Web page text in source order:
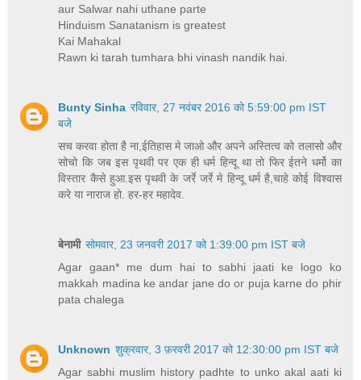
aur Salwar nahi uthane parte
Hinduism Sanatanism is greatest
Kai Mahakal
Rawn ki tarah tumhara bhi vinash nandik hai.
Bunty Sinha रविवार, 27 नवंबर 2016 को 5:59:00 pm IST
बजे
सच करवा होता है ना,ईतिहास मे जाओ और अपने अस्तित्व को तलासो और
सोचो कि जब इस पृथवी पर एक ही धर्म हिन्दू था तो फिर ईतने धर्मो का
विस्तार कैसे हुआ.इस पृथवी के जर्रे जर्रे मे हिन्दू धर्म है,चाहे कोई विश्वास
करे या नाराज हो. हर-हर महादेव.
बेनामी सोमवार, 23 जनवरी 2017 को 1:39:00 pm IST बजे
Agar gaan* me dum hai to sabhi jaati ke logo ko
makkah madina ke andar jane do or puja karne do phir
pata chalega
Unknown शुक्रवार, 3 फ़रवरी 2017 को 12:30:00 pm IST बजे
Agar sabhi muslim history padhte to unko akal aati ki